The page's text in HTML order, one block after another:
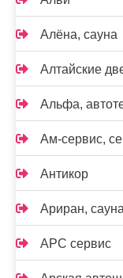
Алёна, сауна
Алтайские
Альфа,
Ам-сервис,
Антикор
Ариран, сауна
АРС сервис